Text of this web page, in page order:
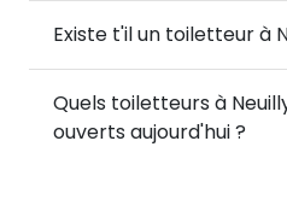
Existe t'il un toiletteur à
Quels toiletteurs à
ouverts aujourd'hui ?